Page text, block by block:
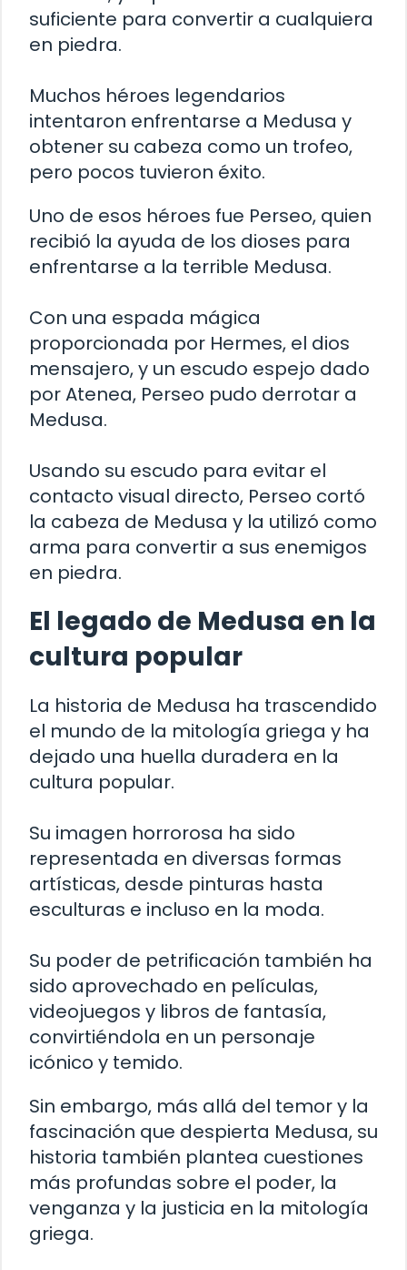
suficiente para convertir a cualquiera
en piedra.
Muchos héroes legendarios
intentaron enfrentarse a Medusa y
obtener su cabeza como un trofeo,
pero pocos tuvieron éxito.
Uno de esos héroes fue Perseo, quien
recibió la ayuda de los dioses para
enfrentarse a la terrible Medusa.
Con una espada mágica
proporcionada por Hermes, el dios
mensajero, y un escudo espejo dado
por Atenea, Perseo pudo derrotar a
Medusa.
Usando su escudo para evitar el
contacto visual directo, Perseo cortó
la cabeza de Medusa y la utilizó como
arma para convertir a sus enemigos
en piedra.
El legado de Medusa en la
cultura popular
La historia de Medusa ha trascendido
el mundo de la mitología griega y ha
dejado una huella duradera en la
cultura popular.
Su imagen horrorosa ha sido
representada en diversas formas
artísticas, desde pinturas hasta
esculturas e incluso en la moda.
Su poder de petrificación también ha
sido aprovechado en películas,
videojuegos y libros de fantasía,
convirtiéndola en un personaje
icónico y temido.
Sin embargo, más allá del temor y la
fascinación que despierta Medusa, su
historia también plantea cuestiones
más profundas sobre el poder, la
venganza y la justicia en la mitología
griega.